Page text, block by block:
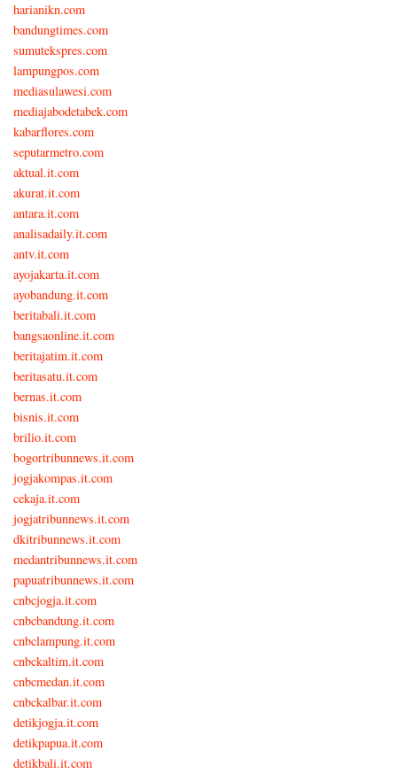
harianikn.com
bandungtimes.com
sumutekspres.com
lampungpos.com
mediasulawesi.com
mediajabodetabek.com
kabarflores.com
seputarmetro.com
aktual.it.com
akurat.it.com
antara.it.com
analisadaily.it.com
antv.it.com
ayojakarta.it.com
ayobandung.it.com
beritabali.it.com
bangsaonline.it.com
beritajatim.it.com
beritasatu.it.com
bernas.it.com
bisnis.it.com
brilio.it.com
bogortribunnews.it.com
jogjakompas.it.com
cekaja.it.com
jogjatribunnews.it.com
dkitribunnews.it.com
medantribunnews.it.com
papuatribunnews.it.com
cnbcjogja.it.com
cnbcbandung.it.com
cnbclampung.it.com
cnbckaltim.it.com
cnbcmedan.it.com
cnbckalbar.it.com
detikjogja.it.com
detikpapua.it.com
detikbali.it.com